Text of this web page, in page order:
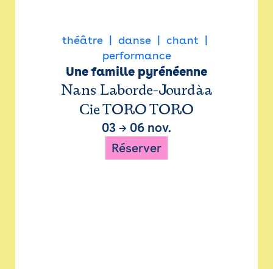
théâtre danse
chant
performance
Une famille pyrénéenne
Nans Laborde-Jourdàa
Cie TORO TORO
03 → 06 nov.
Réserver